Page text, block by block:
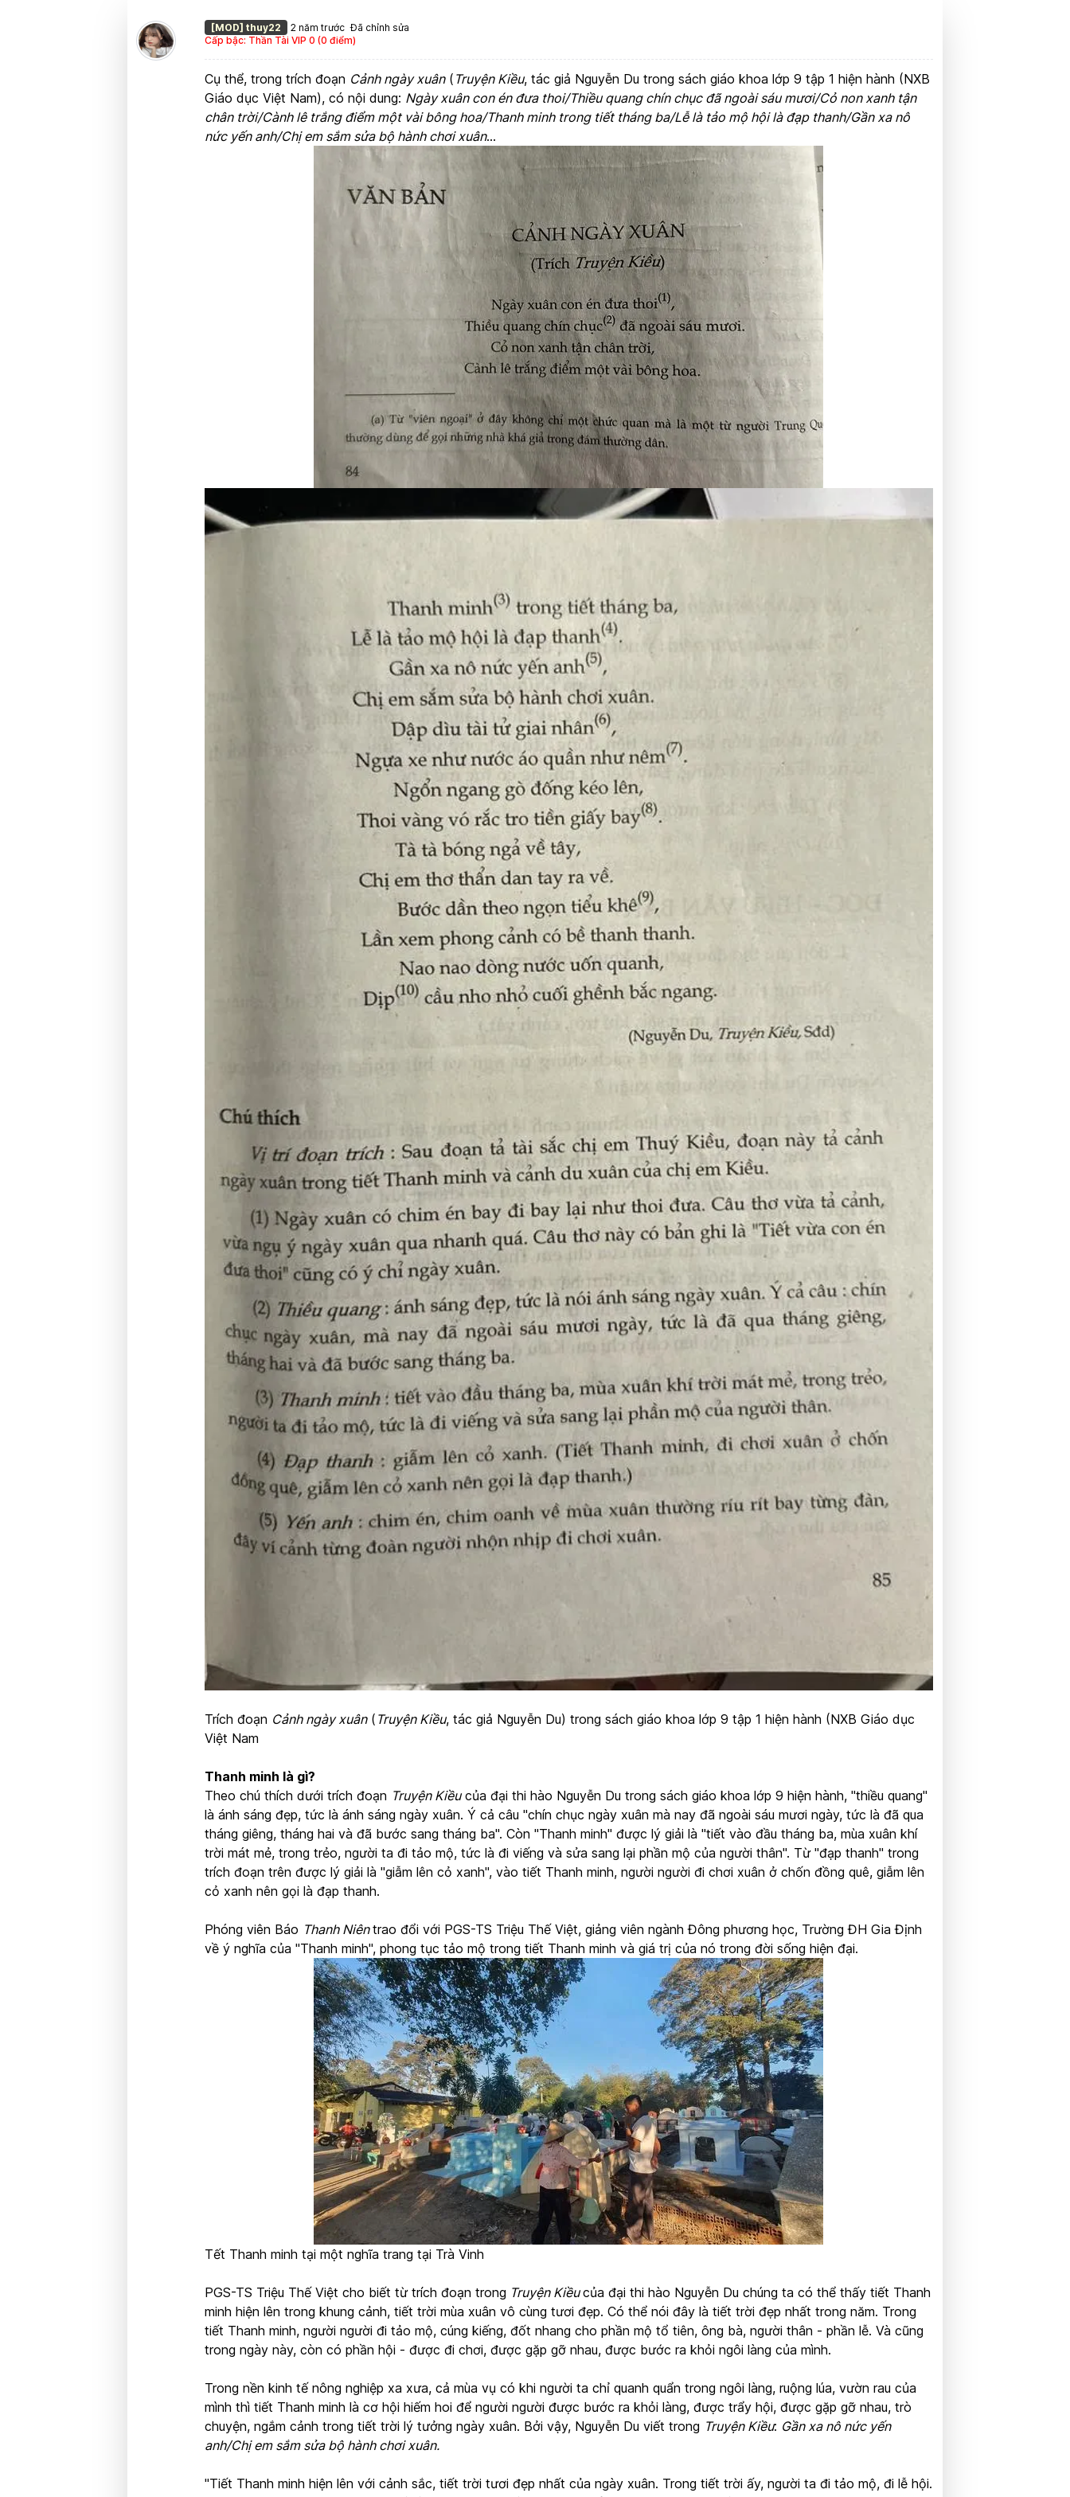
[MOD] thuy22 2 năm trước Đã chỉnh sửa
Cấp bậc: Thần Tài VIP 0 (0 điểm)
Cụ thể, trong trích đoạn Cảnh ngày xuân( Truyện Kiều, tác giả Nguyễn Du trong sách giáo khoa lớp 9 tập 1 hiện hành (NXB
Giáo dục Việt Nam), có nội dung: Ngày xuân con én đưa thoi/Thiều quang chín chục đã ngoài sáu mươi/Cỏ non xanh tận
chân trời/Cành lê trắng điểm một vài bông hoa/Thanh minh trong tiết tháng ba/Lễ là tảo mộ hội là đạp thanh/Gần xa nô
nức yến anh/Chị em sắm sửa bộ hành chơi xuân…
Trích đoạn Cảnh ngày xuân( Truyện Kiều, tác giả Nguyễn Du) trong sách giáo khoa lớp 9 tập 1 hiện hành (NXB Giáo dục
Việt Nam
Thanh minh là gì?
Theo chú thích dưới trích đoạn Truyện Kiềucủa đại thi hào Nguyễn Du trong sách giáo khoa lớp 9 hiện hành, "thiều quang"
là ánh sáng đẹp, tức là ánh sáng ngày xuân. Ý cả câu "chín chục ngày xuân mà nay đã ngoài sáu mươi ngày, tức là đã qua
tháng giêng, tháng hai và đã bước sang tháng ba". Còn "Thanh minh" được lý giải là "tiết vào đầu tháng ba, mùa xuân khí
trời mát mẻ, trong trẻo, người ta đi tảo mộ, tức là đi viếng và sửa sang lại phần mộ của người thân". Từ "đạp thanh" trong
trích đoạn trên được lý giải là "giẫm lên cỏ xanh", vào tiết Thanh minh, người người đi chơi xuân ở chốn đồng quê, giẫm lên
cỏ xanh nên gọi là đạp thanh.
Phóng viên Báo Thanh Niêntrao đổi với PGS-TS Triệu Thế Việt, giảng viên ngành Đông phương học, Trường ĐH Gia Định
về ý nghĩa của "Thanh minh", phong tục tảo mộ trong tiết Thanh minh và giá trị của nó trong đời sống hiện đại.
Tết Thanh minh tại một nghĩa trang tại Trà Vinh
PGS-TS Triệu Thế Việt cho biết từ trích đoạn trong Truyện Kiềucủa đại thi hào Nguyễn Du chúng ta có thể thấy tiết Thanh
minh hiện lên trong khung cảnh, tiết trời mùa xuân vô cùng tươi đẹp. Có thể nói đây là tiết trời đẹp nhất trong năm. Trong
tiết Thanh minh, người người đi tảo mộ, cúng kiếng, đốt nhang cho phần mộ tổ tiên, ông bà, người thân - phần lễ. Và cũng
trong ngày này, còn có phần hội - được đi chơi, được gặp gỡ nhau, được bước ra khỏi ngôi làng của mình.
Trong nền kinh tế nông nghiệp xa xưa, cả mùa vụ có khi người ta chỉ quanh quẩn trong ngôi làng, ruộng lúa, vườn rau của
mình thì tiết Thanh minh là cơ hội hiếm hoi để người người được bước ra khỏi làng, được trẩy hội, được gặp gỡ nhau, trò
chuyện, ngắm cảnh trong tiết trời lý tưởng ngày xuân. Bởi vậy, Nguyễn Du viết trong Truyện Kiều: Gần xa nô nức yến
anh/Chị em sắm sửa bộ hành chơi xuân.
"Tiết Thanh minh hiện lên với cảnh sắc, tiết trời tươi đẹp nhất của ngày xuân. Trong tiết trời ấy, người ta đi tảo mộ, đi lễ hội.